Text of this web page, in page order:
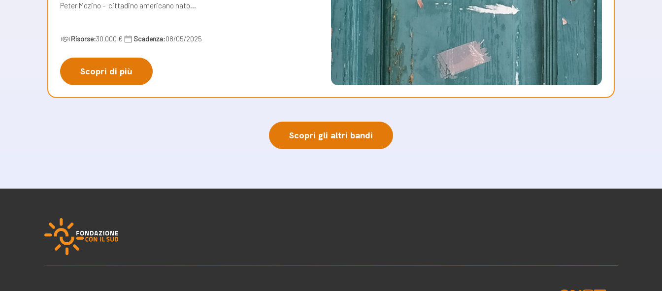
Peter Mozino - cittadino americano nato…
Risorse:30.000 € Scadenza:08/05/2025
Scopri di più
Scopri gli altri bandi